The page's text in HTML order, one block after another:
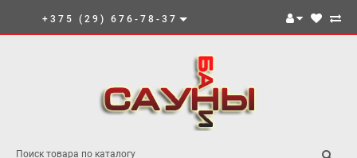
+375 (29) 676-78-37